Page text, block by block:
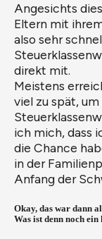
Angesichts
Eltern mit
also sehr
direkt mit.
Meistens
viel zu spät,
ich mich, dass
die Chance
in der
Anfang der
Okay, das war dann
Was ist denn noch